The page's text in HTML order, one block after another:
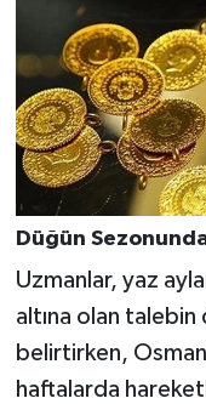
Düğün
Uzmanlar, yaz
altına olan
belirtirken,
haftalarda